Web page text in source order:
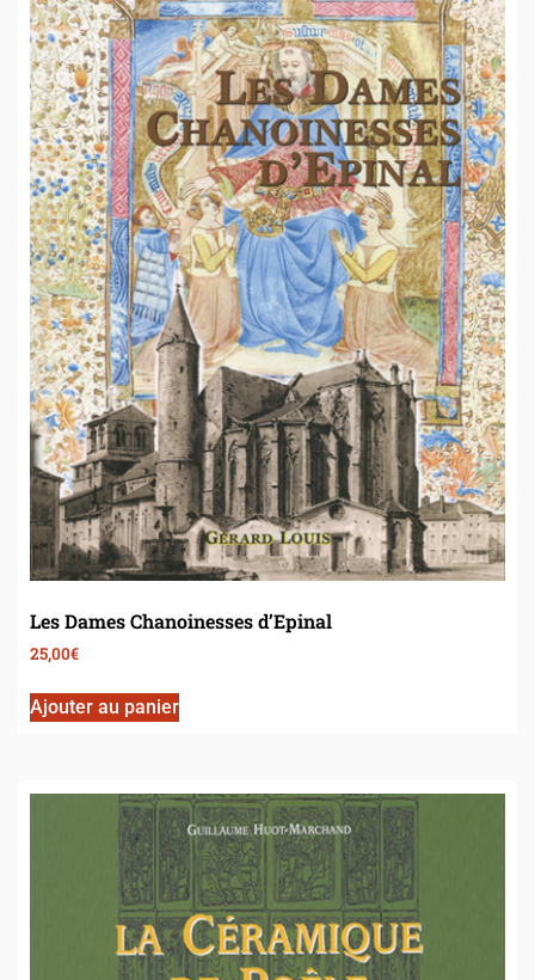
Les Dames Chanoinesses d’Epinal
25,00€
Ajouter au panier